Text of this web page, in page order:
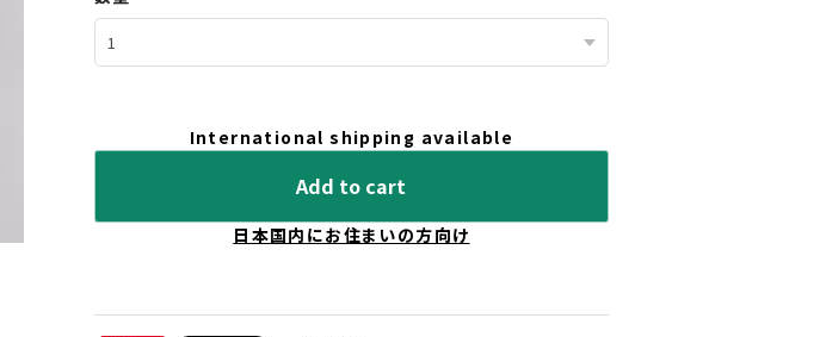
International shipping available
Add to cart
日本国内にお住まいの方向け